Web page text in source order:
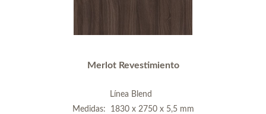
Merlot Revestimiento
Línea Blend
Medidas: 1830 x 2750 x 5,5 mm